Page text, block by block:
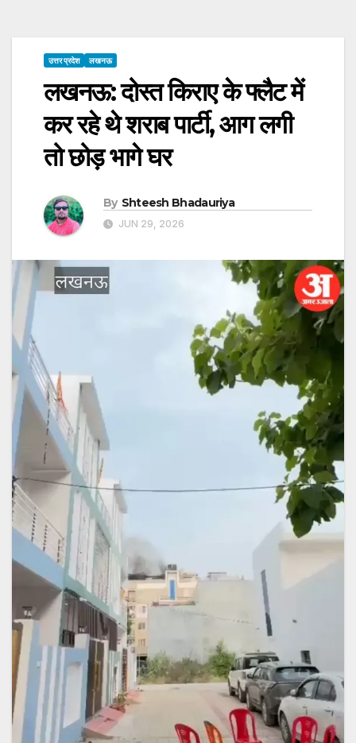
उत्तर प्रदेश लखनऊ
लखनऊ: दोस्त किराए के फ्लैट में
कर रहे थे शराब पार्टी, आग लगी
तो छोड़ भागे घर
By Shteesh Bhadauriya
JUN 29, 2026